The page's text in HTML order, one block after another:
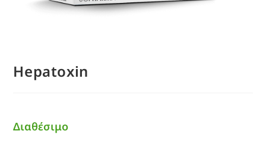
Hepatoxin
Διαθέσιμο